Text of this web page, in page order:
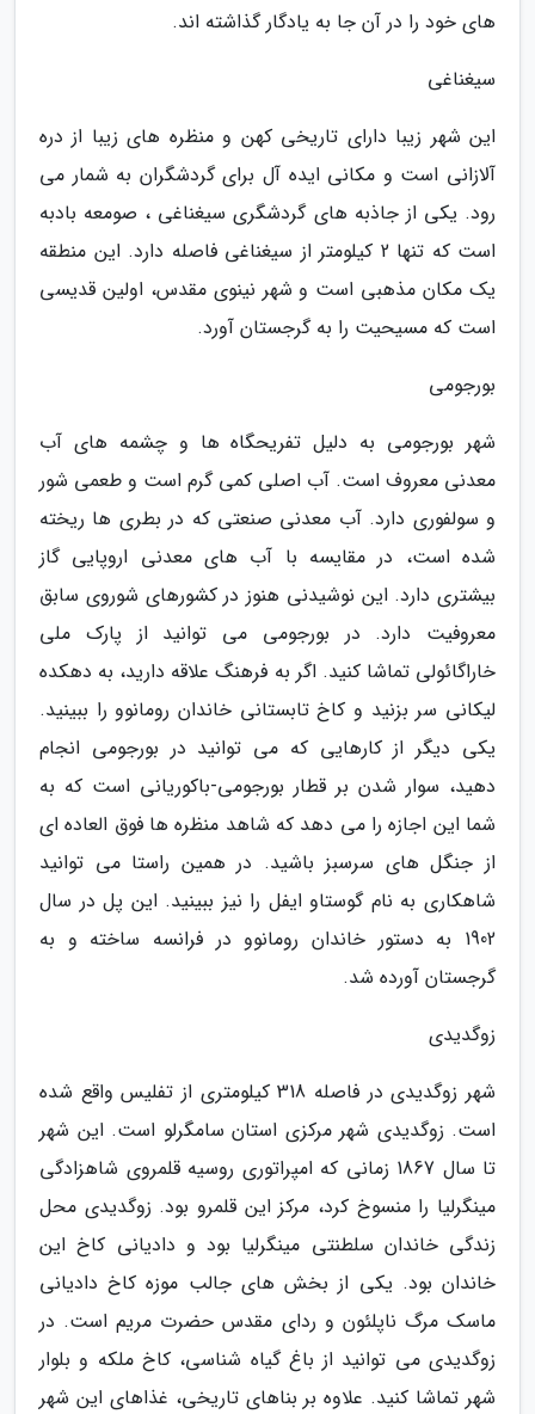
های خود را در آن جا به یادگار گذاشته اند.
سیغناغی
این شهر زیبا دارای تاریخی کهن و منظره های زیبا از دره
آلازانی است و مکانی ایده آل برای گردشگران به شمار می
رود. یکی از جاذبه های گردشگری سیغناغی ، صومعه بادبه
است که تنها 2 کیلومتر از سیغناغی فاصله دارد. این منطقه
یک مکان مذهبی است و شهر نینوی مقدس، اولین قدیسی
است که مسیحیت را به گرجستان آورد.
بورجومی
شهر بورجومی به دلیل تفریحگاه ها و چشمه های آب
معدنی معروف است. آب اصلی کمی گرم است و طعمی شور
و سولفوری دارد. آب معدنی صنعتی که در بطری ها ریخته
شده است، در مقایسه با آب های معدنی اروپایی گاز
بیشتری دارد. این نوشیدنی هنوز در کشورهای شوروی سابق
معروفیت دارد. در بورجومی می توانید از پارک ملی
خاراگائولی تماشا کنید. اگر به فرهنگ علاقه دارید، به دهکده
لیکانی سر بزنید و کاخ تابستانی خاندان رومانوو را ببینید.
یکی دیگر از کارهایی که می توانید در بورجومی انجام
دهید، سوار شدن بر قطار بورجومی-باکوریانی است که به
شما این اجازه را می دهد که شاهد منظره ها فوق العاده ای
از جنگل های سرسبز باشید. در همین راستا می توانید
شاهکاری به نام گوستاو ایفل را نیز ببینید. این پل در سال
1902 به دستور خاندان رومانوو در فرانسه ساخته و به
گرجستان آورده شد.
زوگدیدی
شهر زوگدیدی در فاصله 318 کیلومتری از تفلیس واقع شده
است. زوگدیدی شهر مرکزی استان سامگرلو است. این شهر
تا سال 1867 زمانی که امپراتوری روسیه قلمروی شاهزادگی
مینگرلیا را منسوخ کرد، مرکز این قلمرو بود. زوگدیدی محل
زندگی خاندان سلطنتی مینگرلیا بود و دادیانی کاخ این
خاندان بود. یکی از بخش های جالب موزه کاخ دادیانی
ماسک مرگ ناپلئون و ردای مقدس حضرت مریم است. در
زوگدیدی می توانید از باغ گیاه شناسی، کاخ ملکه و بلوار
شهر تماشا کنید. علاوه بر بناهای تاریخی، غذاهای این شهر